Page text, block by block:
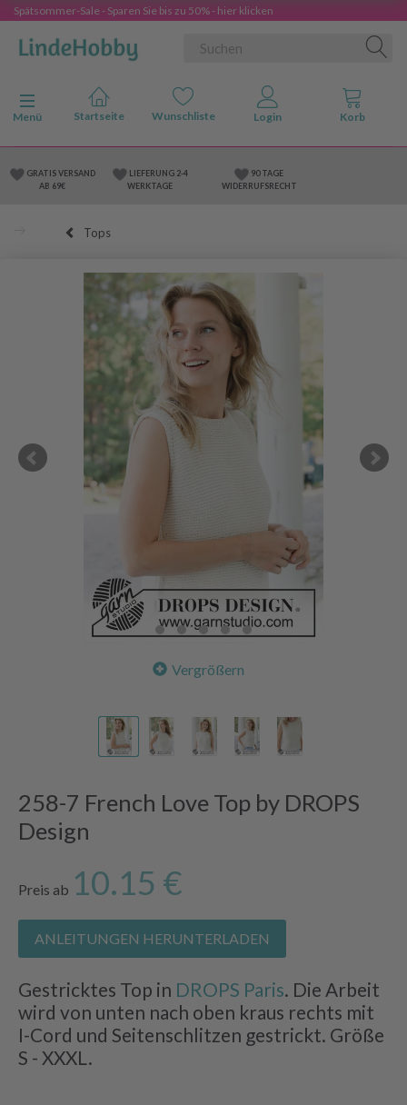
Spätsommer-Sale - Sparen Sie bis zu 50% - hier klicken
Anzeige ändern
Menü
GRATIS VERSAND
AB 69€
LIEFERUNG 2-4
WERKTAGE
90 TAGE
WIDERRUFSRECHT
Tops
Vergrößern
258-7 French Love Top by DROPS
Design
Preis ab 10.15 €
ANLEITUNGEN HERUNTERLADEN
Gestricktes Top in DROPS Paris. Die Arbeit
wird von unten nach oben kraus rechts mit
I-Cord und Seitenschlitzen gestrickt. Größe
S - XXXL.